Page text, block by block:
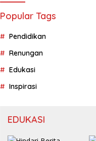
Popular Tags
Pendidikan
Renungan
Edukasi
Inspirasi
EDUKASI